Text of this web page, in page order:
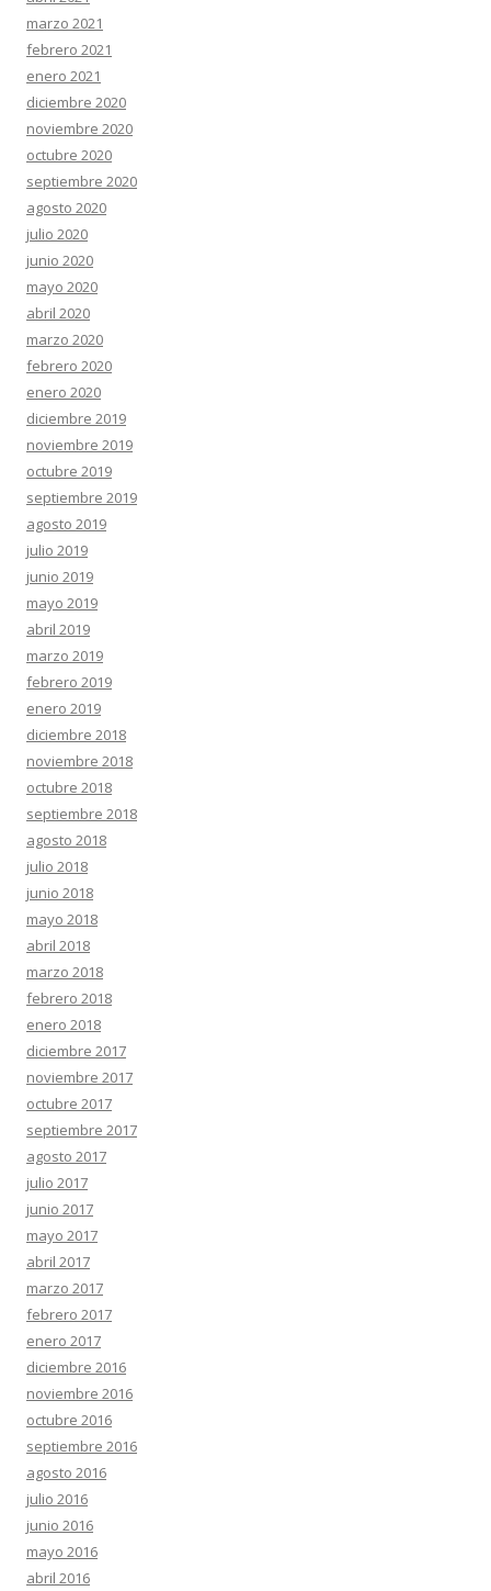
marzo 2021
febrero 2021
enero 2021
diciembre 2020
noviembre 2020
octubre 2020
septiembre 2020
agosto 2020
julio 2020
junio 2020
mayo 2020
abril 2020
marzo 2020
febrero 2020
enero 2020
diciembre 2019
noviembre 2019
octubre 2019
septiembre 2019
agosto 2019
julio 2019
junio 2019
mayo 2019
abril 2019
marzo 2019
febrero 2019
enero 2019
diciembre 2018
noviembre 2018
octubre 2018
septiembre 2018
agosto 2018
julio 2018
junio 2018
mayo 2018
abril 2018
marzo 2018
febrero 2018
enero 2018
diciembre 2017
noviembre 2017
octubre 2017
septiembre 2017
agosto 2017
julio 2017
junio 2017
mayo 2017
abril 2017
marzo 2017
febrero 2017
enero 2017
diciembre 2016
noviembre 2016
octubre 2016
septiembre 2016
agosto 2016
julio 2016
junio 2016
mayo 2016
abril 2016